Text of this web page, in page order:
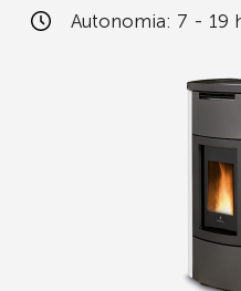
Autonomia: 7 - 19